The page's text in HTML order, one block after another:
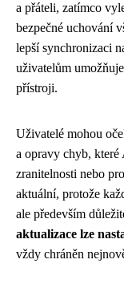
a přáteli, zatímco
bezpečné uchování
lepší synchronizaci
uživatelům
přístroji.
Uživatelé mohou
a opravy chyb, které
zranitelnosti nebo
aktuální, protože
ale především
aktualizace lze
vždy chráněn